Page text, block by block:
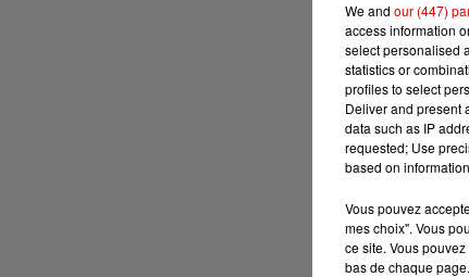
We and our (447)
access information
select personalised
statistics or
profiles to select
Deliver and present
data such as IP
requested; Use
based on
Vous pouvez
mes choix". Vous
ce site. Vous
bas de chaque page.